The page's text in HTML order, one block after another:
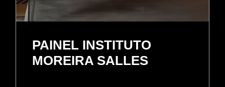
PAINEL INSTITUTO
MOREIRA SALLES